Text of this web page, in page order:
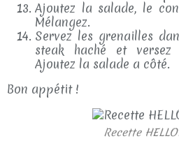
Ajoutez la salade, le
Mélangez.
Servez les grenailles
steak haché et versez
Ajoutez la salade a côté.
Bon appétit !
Recette